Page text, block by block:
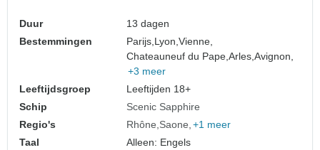
Duur
13 dagen
Bestemmingen
Parijs,Lyon,Vienne,
Chateauneuf du Pape,Arles,Avignon,
+3 meer
Leeftijdsgroep
Leeftijden 18+
Schip
Scenic Sapphire
Regio's
Rhône Saone +1 meer
Taal
Alleen: Engels